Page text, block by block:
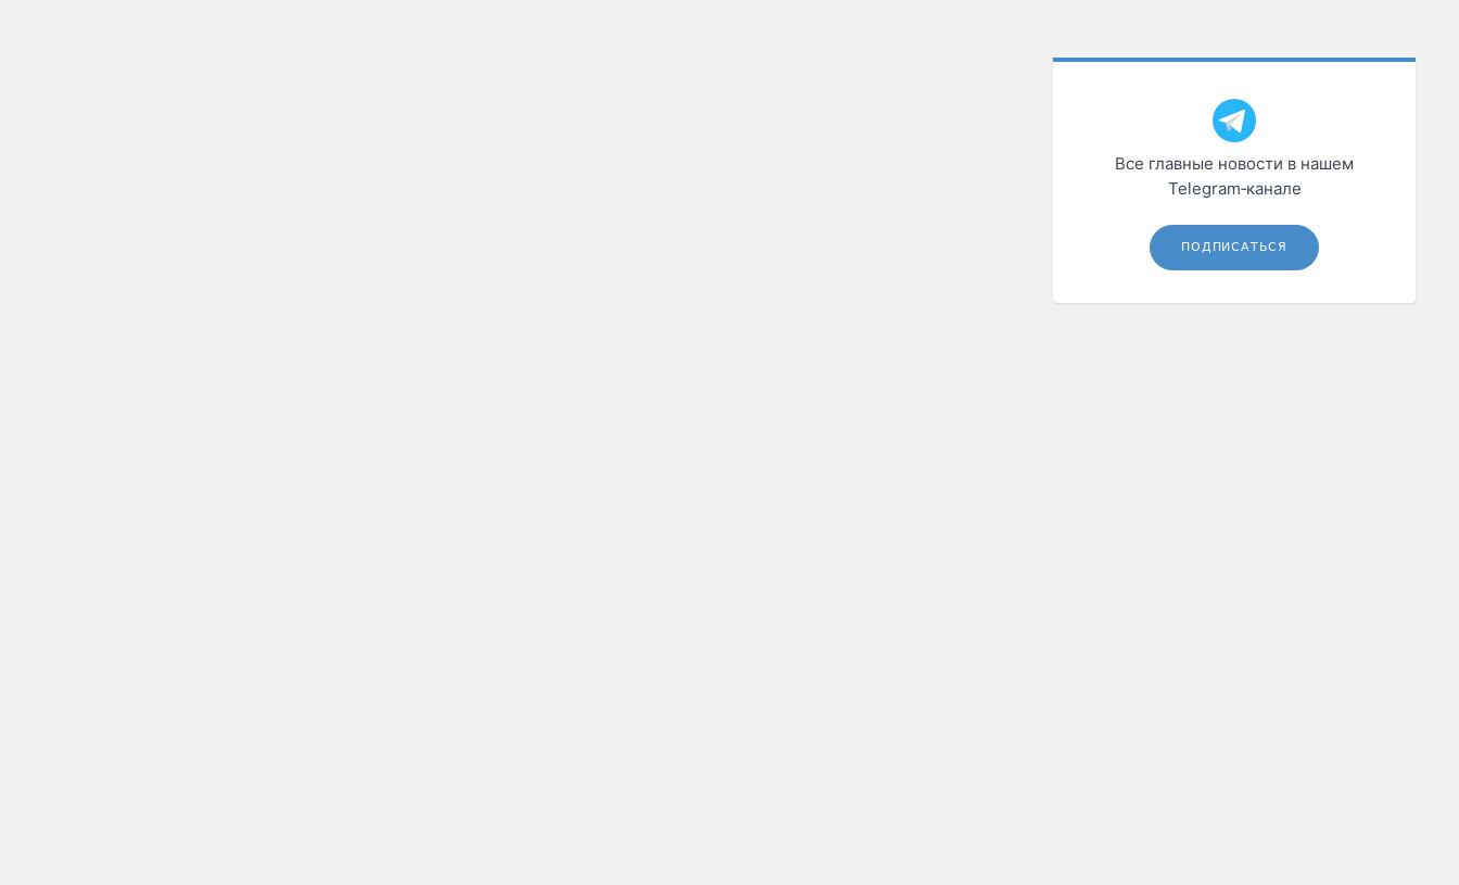
Все главные новости в нашем
Telegram‑канале
ПОДПИСАТЬСЯ